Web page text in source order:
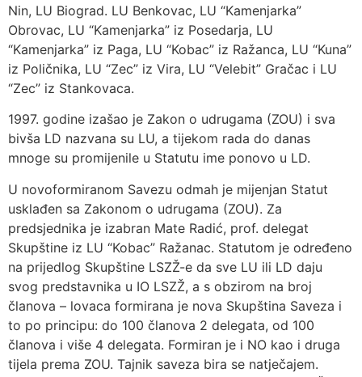
Nin, LU Biograd. LU Benkovac, LU “Kamenjarka”
Obrovac, LU “Kamenjarka” iz Posedarja, LU
“Kamenjarka” iz Paga, LU “Kobac” iz Ražanca, LU “Kuna”
iz Poličnika, LU “Zec” iz Vira, LU “Velebit” Gračac i LU
“Zec” iz Stankovaca.
1997. godine izašao je Zakon o udrugama (ZOU) i sva
bivša LD nazvana su LU, a tijekom rada do danas
mnoge su promijenile u Statutu ime ponovo u LD.
U novoformiranom Savezu odmah je mijenjan Statut
usklađen sa Zakonom o udrugama (ZOU). Za
predsjednika je izabran Mate Radić, prof. delegat
Skupštine iz LU “Kobac” Ražanac. Statutom je određeno
na prijedlog Skupštine LSZŽ-e da sve LU ili LD daju
svog predstavnika u IO LSZŽ, a s obzirom na broj
članova – lovaca formirana je nova Skupština Saveza i
to po principu: do 100 članova 2 delegata, od 100
članova i više 4 delegata. Formiran je i NO kao i druga
tijela prema ZOU. Tajnik saveza bira se natječajem.